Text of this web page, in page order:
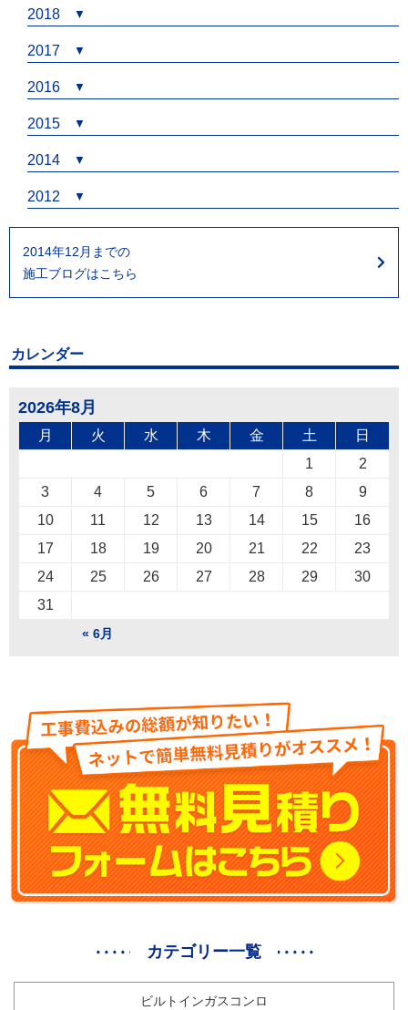
2018
2017
2016
2015
2014
2012
2014年12月までの
施工ブログはこちら
カレンダー
2026年8月
月 火 水 木 金 土 日
« 6月
1
2
3
4 5 6 7 8
9
10
11 12 13 14 15
16
17
18 19 20 21 22
23
24
25 26 27 28 29
30
31
カテゴリー一覧
ビルトインガスコンロ